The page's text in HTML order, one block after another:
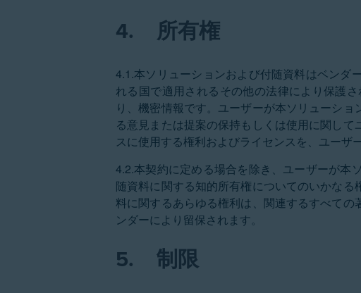
4. 所有権
4.1.本ソリューションおよび付随資料はベンダ
れる国で適用されるその他の法律により保護
り、機密情報です。ユーザーが本ソリューシ
る意見または提案の保持もしくは使用に関し
スに使用する権利およびライセンスを、ユーザ
4.2.本契約に定める場合を除き、ユーザーが本
随資料に関する知的所有権についてのいかな
料に関するあらゆる権利は、関連するすべて
ンダーにより留保されます。
5. 制限